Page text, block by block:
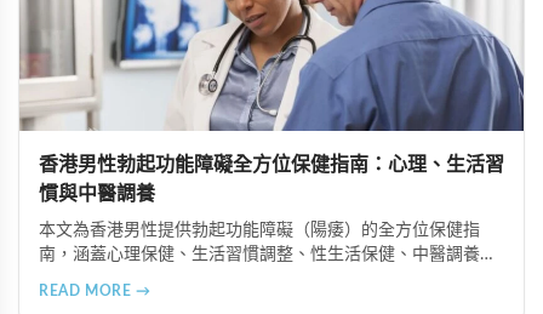
香港男性勃起功能障礙全方位保健指南：心理、生活習
慣與中醫調養
本文為香港男性提供勃起功能障礙（陽痿）的全方位保健指
南，涵蓋心理保健、生活習慣調整、性生活保健、中醫調養及
READ MORE →